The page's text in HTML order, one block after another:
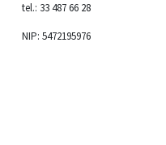
tel.: 33 487 66 28
NIP: 5472195976